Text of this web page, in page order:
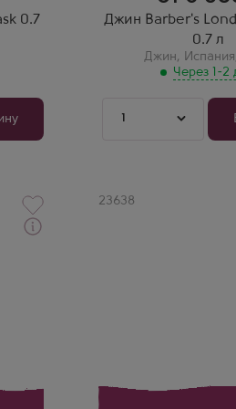
0.7
Джин Barber's
0.7 л
Джин, Испания
Через 1-2
1
Артикул
23638